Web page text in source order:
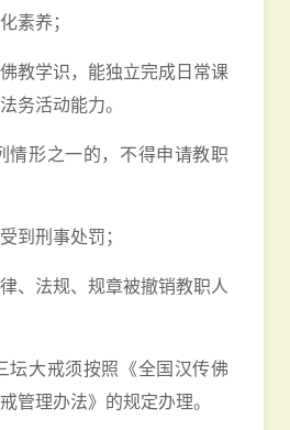
素养；
学识，能独立完成日常课
务活动能力。
形之一的，不得申请教职
刑事处罚；
法规、规章被撤销教职人
大戒须按照《全国汉传佛
管理办法》的规定办理。